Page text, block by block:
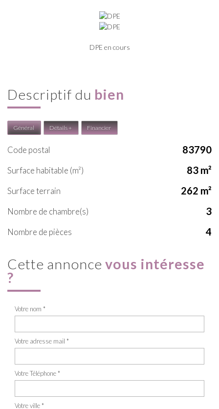
DPE en cours
descriptif du bien
Général Détails + Financier
Code postal 83790
Surface habitable (m²) 83 m²
surface terrain 262 m²
Nombre de chambre(s) 3
Nombre de pièces 4
cette annonce vous intéresse
?
Votre nom *
Votre adresse mail *
Votre Téléphone *
Votre ville *